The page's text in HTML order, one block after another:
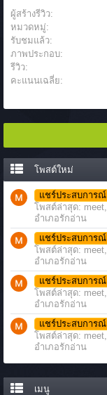
ผู้สร้างรีวิว:
หมวดหมู่:
รับชมแล้ว:
ภาพประกอบ:
รีวิว:
คะแนนเฉลี่ย:
โพสต์ใหม่
แชร์ประสบการณ์
โพสต์ล่าสุด: meet,
อำเภอรักอ่าน
แชร์ประสบการณ์
โพสต์ล่าสุด: meet,
อำเภอรักอ่าน
แชร์ประสบการณ์
โพสต์ล่าสุด: meet,
อำเภอรักอ่าน
แชร์ประสบการณ์
โพสต์ล่าสุด: meet,
อำเภอรักอ่าน
เมนู